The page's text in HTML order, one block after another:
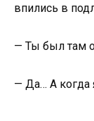
впились в
— Ты был там
— Да… А когда